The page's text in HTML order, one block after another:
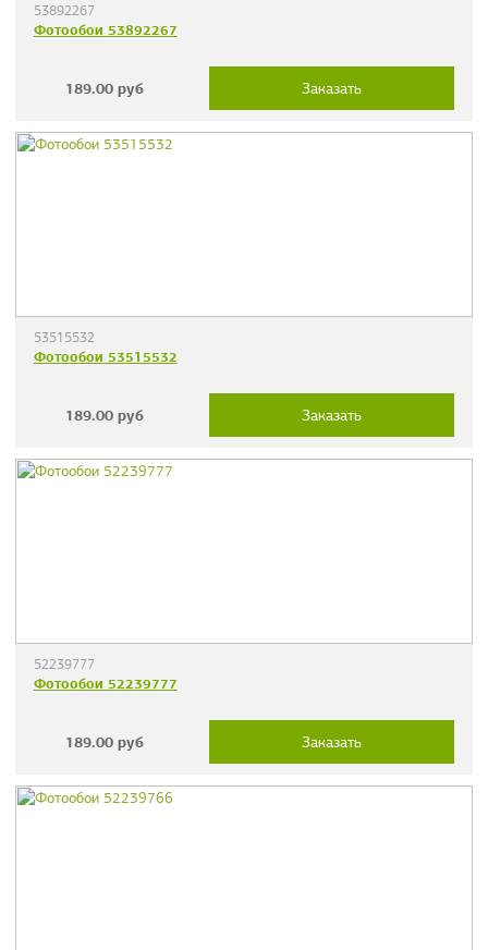
53892267
Фотообои 53892267
189.00 руб Заказать
53515532
Фотообои 53515532
189.00 руб Заказать
52239777
Фотообои 52239777
189.00 руб Заказать